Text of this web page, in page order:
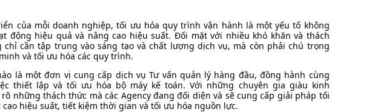
của mỗi doanh nghiệp, tối ưu hóa quy trình vận hành là một yếu tố không
động hiệu quả và nâng cao hiệu suất. Đối mặt với nhiều khó khăn và thách
chỉ cần tập trung vào sáng tạo và chất lượng dịch vụ, mà còn phải chú trọng
và tối ưu hóa các quy trình.
là một đơn vị cung cấp dịch vụ Tư vấn quản lý hàng đầu, đồng hành cùng
thiết lập và tối ưu hóa bộ máy kế toán. Với những chuyên gia giàu kinh
những thách thức mà các Agency đang đối diện và sẽ cung cấp giải pháp tối
hiệu suất, tiết kiệm thời gian và tối ưu hóa nguồn lực.